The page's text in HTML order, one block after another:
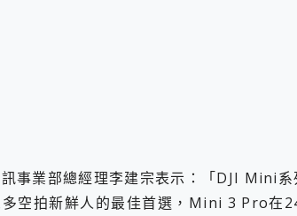
事業部總經理李建宗表示：「DJI Mini
空拍新鮮人的最佳首選，Mini 3 Pro在